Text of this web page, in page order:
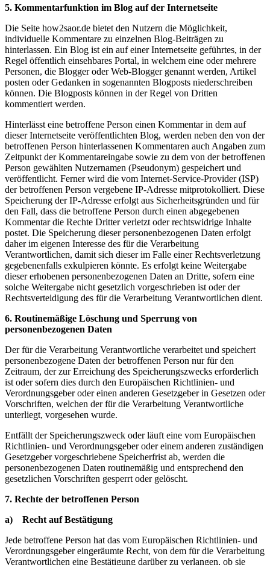
5. Kommentarfunktion im Blog auf der Internetseite
Die Seite how2saor.de bietet den Nutzern die Möglichkeit,
individuelle Kommentare zu einzelnen Blog-Beiträgen zu
hinterlassen. Ein Blog ist ein auf einer Internetseite geführtes, in der
Regel öffentlich einsehbares Portal, in welchem eine oder mehrere
Personen, die Blogger oder Web-Blogger genannt werden, Artikel
posten oder Gedanken in sogenannten Blogposts niederschreiben
können. Die Blogposts können in der Regel von Dritten
kommentiert werden.
Hinterlässt eine betroffene Person einen Kommentar in dem auf
dieser Internetseite veröffentlichten Blog, werden neben den von der
betroffenen Person hinterlassenen Kommentaren auch Angaben zum
Zeitpunkt der Kommentareingabe sowie zu dem von der betroffenen
Person gewählten Nutzernamen (Pseudonym) gespeichert und
veröffentlicht. Ferner wird die vom Internet-Service-Provider (ISP)
der betroffenen Person vergebene IP-Adresse mitprotokolliert. Diese
Speicherung der IP-Adresse erfolgt aus Sicherheitsgründen und für
den Fall, dass die betroffene Person durch einen abgegebenen
Kommentar die Rechte Dritter verletzt oder rechtswidrige Inhalte
postet. Die Speicherung dieser personenbezogenen Daten erfolgt
daher im eigenen Interesse des für die Verarbeitung
Verantwortlichen, damit sich dieser im Falle einer Rechtsverletzung
gegebenenfalls exkulpieren könnte. Es erfolgt keine Weitergabe
dieser erhobenen personenbezogenen Daten an Dritte, sofern eine
solche Weitergabe nicht gesetzlich vorgeschrieben ist oder der
Rechtsverteidigung des für die Verarbeitung Verantwortlichen dient.
6. Routinemäßige Löschung und Sperrung von
personenbezogenen Daten
Der für die Verarbeitung Verantwortliche verarbeitet und speichert
personenbezogene Daten der betroffenen Person nur für den
Zeitraum, der zur Erreichung des Speicherungszwecks erforderlich
ist oder sofern dies durch den Europäischen Richtlinien- und
Verordnungsgeber oder einen anderen Gesetzgeber in Gesetzen oder
Vorschriften, welchen der für die Verarbeitung Verantwortliche
unterliegt, vorgesehen wurde.
Entfällt der Speicherungszweck oder läuft eine vom Europäischen
Richtlinien- und Verordnungsgeber oder einem anderen zuständigen
Gesetzgeber vorgeschriebene Speicherfrist ab, werden die
personenbezogenen Daten routinemäßig und entsprechend den
gesetzlichen Vorschriften gesperrt oder gelöscht.
7. Rechte der betroffenen Person
a) Recht auf Bestätigung
Jede betroffene Person hat das vom Europäischen Richtlinien- und
Verordnungsgeber eingeräumte Recht, von dem für die Verarbeitung
Verantwortlichen eine Bestätigung darüber zu verlangen, ob sie